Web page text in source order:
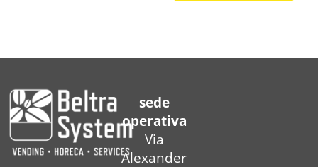
sede
operativa
Via
Alexander